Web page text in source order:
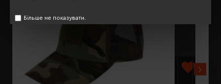
Більше не показувати.